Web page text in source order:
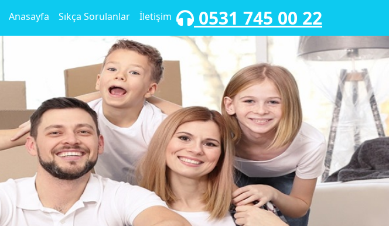
Anasayfa Sıkça Sorulanlar İletişim 0531 745 00 22